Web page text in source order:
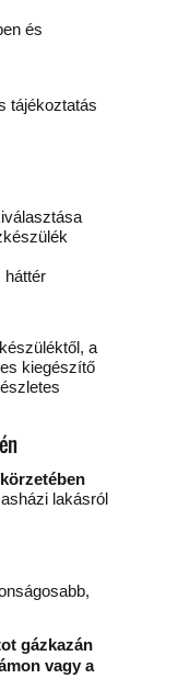
és
tájékoztatás
háttér
a
kiegészítő
lakásról
gázkazán
vagy a